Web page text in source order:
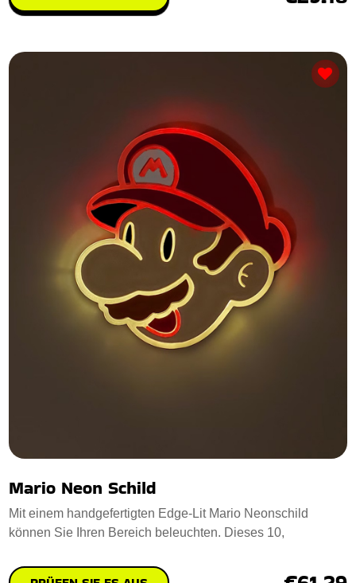
Mario Neon Schild
Mit einem handgefertigten Edge-Lit Mario Neonschild
können Sie Ihren Bereich beleuchten. Dieses 10,